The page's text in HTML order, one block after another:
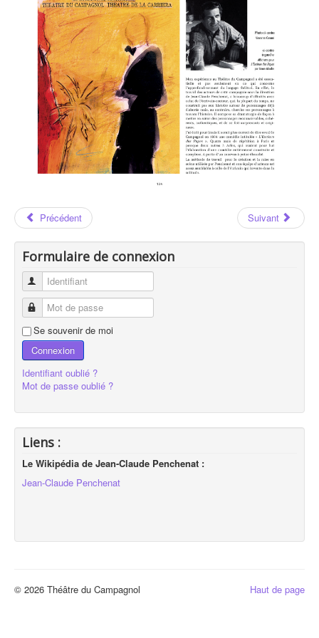
Les Auteurs
Vincenzo CERAMI
Vincenzo Cerami : Page 124
Précédent Suivant
Formulaire de connexion
Identifiant
Mot de passe
Se souvenir de moi
Connexion
Identifiant oublié ?
Mot de passe oublié ?
Liens :
Le Wikipédia de Jean-Claude Penchenat :
Jean-Claude Penchenat
Haut de page
© 2026 Théâtre du Campagnol